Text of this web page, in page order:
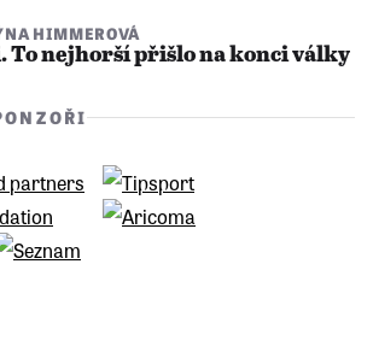
HIMMEROVÁ
To nejhorší přišlo na konci války